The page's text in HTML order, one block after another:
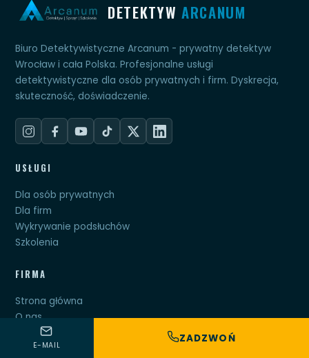
DETEKTYW ARCANUM
Biuro Detektywistyczne Arcanum - prywatny detektyw
Wrocław i cała Polska. Profesjonalne usługi
detektywistyczne dla osób prywatnych i firm. Dyskrecja,
skuteczność, doświadczenie.
USŁUGI
Dla osób prywatnych
Dla firm
Wykrywanie podsłuchów
Szkolenia
FIRMA
Strona główna
O nas
Oddziały
E-MAIL
ZADZWOŃ